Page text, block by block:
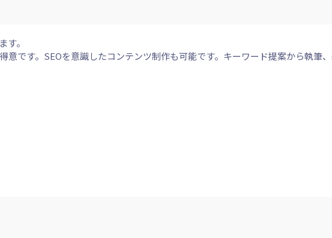
す。
意です。SEOを意識したコンテンツ制作も可能です。キーワード提案から執筆